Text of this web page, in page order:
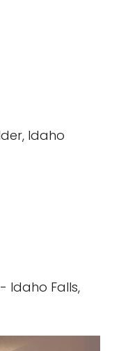
Idaho
Idaho Falls,